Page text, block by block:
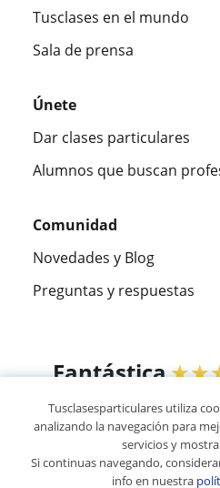
Tusclases en el mundo
Sala de prensa
Únete
Dar clases particulares
Alumnos que buscan
Comunidad
Novedades y Blog
Preguntas y respuestas
Fantástica
305915
© 2007 - 2026
Tusclasesparticulares utiliza
analizando la navegación para
servicios y
Si continuas navegando,
info en nuestra